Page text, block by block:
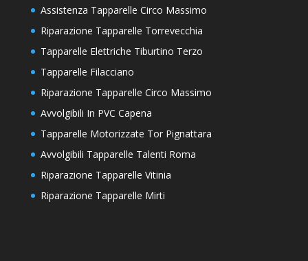
Assistenza Tapparelle Circo Massimo
Riparazione Tapparelle Torrevecchia
Tapparelle Elettriche Tiburtino Terzo
Tapparelle Filacciano
Riparazione Tapparelle Circo Massimo
Avvolgibili In PVC Capena
Tapparelle Motorizzate Tor Pignattara
Avvolgibili Tapparelle Talenti Roma
Riparazione Tapparelle Vitinia
Riparazione Tapparelle Mirti